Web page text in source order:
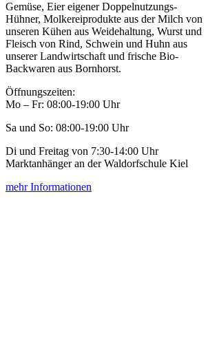
Gemüse, Eier eigener Doppelnutzungs-
Hühner, Molkereiprodukte aus der Milch von
unseren Kühen aus Weidehaltung, Wurst und
Fleisch von Rind, Schwein und Huhn aus
unserer Landwirtschaft und frische Bio-
Backwaren aus Bornhorst.
Öffnungszeiten:
Mo – Fr: 08:00-19:00 Uhr
Sa und So: 08:00-19:00 Uhr
Di und Freitag von 7:30-14:00 Uhr
Marktanhänger an der Waldorfschule Kiel
mehr Informationen